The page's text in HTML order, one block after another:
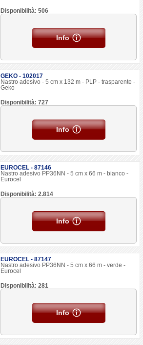
Disponibilità: 506
Info
GEKO - 102017
Nastro adesivo - 5 cm x 132 m - PLP - trasparente -
Geko
Disponibilità: 727
Info
EUROCEL - 87146
Nastro adesivo PP36NN - 5 cm x 66 m - bianco -
Eurocel
Disponibilità: 2.814
Info
EUROCEL - 87147
Nastro adesivo PP36NN - 5 cm x 66 m - verde -
Eurocel
Disponibilità: 281
Info